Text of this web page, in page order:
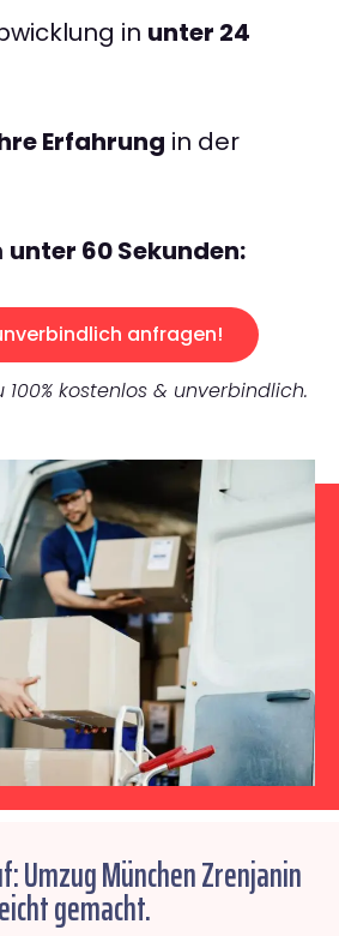
in unter 24
Erfahrung in der
unter 60 Sekunden:
anfragen!
kostenlos & unverbindlich.
Umzug München Zrenjanin
gemacht.